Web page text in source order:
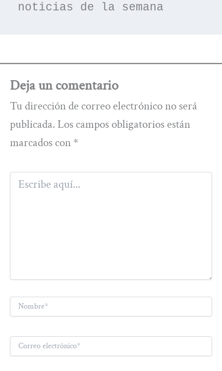
noticias de la semana
Deja un comentario
Tu dirección de correo electrónico no será
publicada. Los campos obligatorios están
marcados con *
Escribe
aquí...
Nombre*
Correo
electrónico*